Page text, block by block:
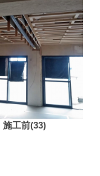
施工前(33)